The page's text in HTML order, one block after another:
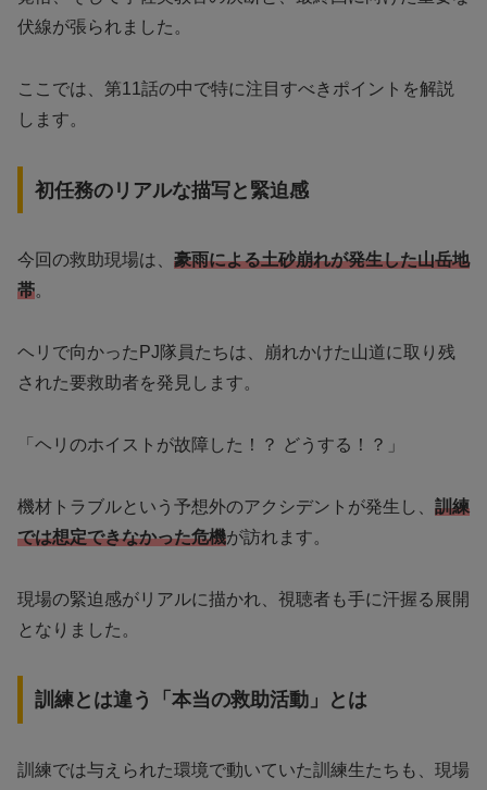
伏線が張られました。
ここでは、第11話の中で特に注目すべきポイントを解説
します。
初任務のリアルな描写と緊迫感
今回の救助現場は、 豪雨による土砂崩れが発生した山岳地
帯。
ヘリで向かったPJ隊員たちは、崩れかけた山道に取り残
された要救助者を発見します。
「ヘリのホイストが故障した！？ どうする！？」
機材トラブルという予想外のアクシデントが発生し、 訓練
では想定できなかった危機が訪れます。
現場の緊迫感がリアルに描かれ、視聴者も手に汗握る展開
となりました。
訓練とは違う「本当の救助活動」とは
訓練では与えられた環境で動いていた訓練生たちも、現場